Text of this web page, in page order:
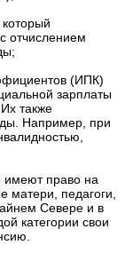
отчислением
(ИПК)
зарплаты
также
Например, при
имеют право на
педагоги,
Севере и в
категории свои